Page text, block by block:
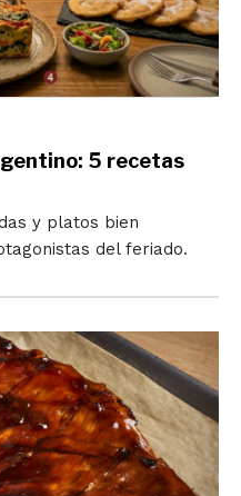
5 recetas
y platos bien
del feriado.